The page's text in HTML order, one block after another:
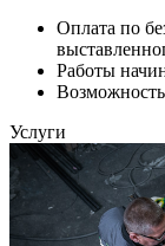
Оплата по
Работы
Услуги